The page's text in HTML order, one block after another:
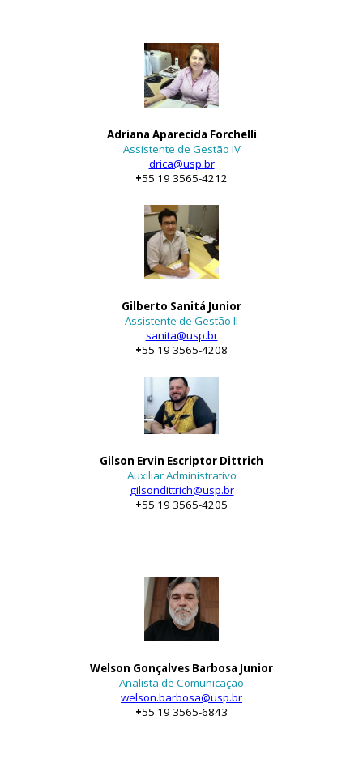
Adriana Aparecida Forchelli
Assistente de Gestão IV
drica@usp.br
+55 19 3565-4212
Gilberto Sanitá Junior
Assistente de Gestão II
sanita@usp.br
+55 19 3565-4208
Gilson Ervin Escriptor Dittrich
Auxiliar Administrativo
gilsondittrich@usp.br
+55 19 3565-4205
Welson Gonçalves Barbosa Junior
Analista de Comunicação
welson.barbosa@usp.br
+55 19 3565-6843